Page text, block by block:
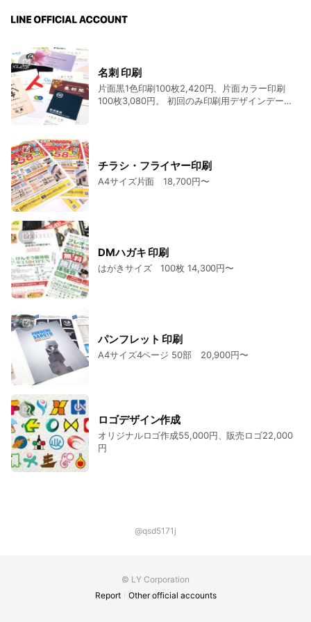
名刺 印刷
片面黒1色印刷100枚2,420円、片面カラー印刷
100枚3,080円。 初回のみ印刷用デザインデータ
チラシ・フライヤー印刷
A4サイズ片面 18,700円〜
DMハガキ 印刷
はがきサイズ 100枚 14,300円〜
パンフレット 印刷
A4サイズ4ページ 50部 20,900円〜
ロゴデザイン作成
オリジナルロゴ作成55,000円、販売ロゴ22,000
円
@qsd5171j
© LY Corporation
Report
Other official accounts